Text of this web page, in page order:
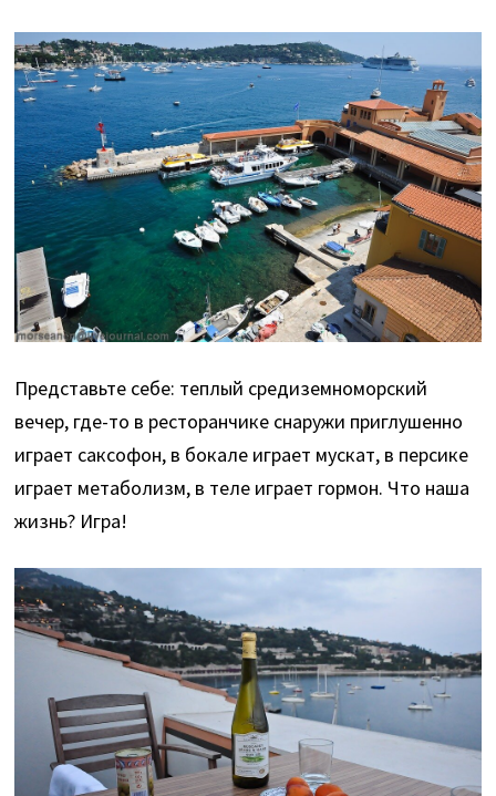
Представьте себе: теплый средиземноморский
вечер, где-то в ресторанчике снаружи приглушенно
играет саксофон, в бокале играет мускат, в персике
играет метаболизм, в теле играет гормон. Что наша
жизнь? Игра!